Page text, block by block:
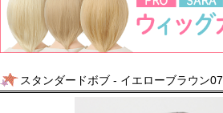
スタンダードボブ - イエローブラウン07